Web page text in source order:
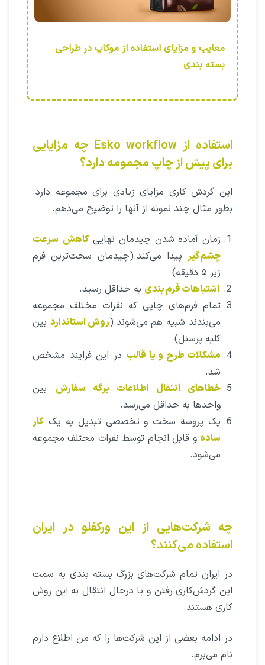
معایب و مزایای استفاده از موکاپ در طراحی
بسته بندی
استفاده از Esko workflow چه مزایایی
برای پیش از چاپ مجمومه دارد؟
این گردش کاری مزایای زیادی برای مجموعه دارد.
بطور مثال چند نمونه از آنها را توضیح می‌دهم.
زمان آماده شدن چیدمان نهاییکاهش سرعت
چشم‌گیر پیدا می‌کند.(چیدمان سخت‌ترین فرم
زیر ۵ دقیقه)
اشتباهات فرم بندی به حداقل رسید.
تمام فرم‌های چاپی که نفرات مختلف مجموعه
می‌بندند شبیه هم می‌شوند.(روش استاندارد بین
کلیه پرسنل)
مشکلات طرح و یا قالب در این فرایند مشخص
شد.
خطاهای انتقال اطلاعات برگه سفارش بین
واحدها به حداقل می‌رسد.
یک پروسه سخت و تخصصی تبدیل به یک کار
ساده و قابل انجام توسط نفرات مختلف مجموعه
می‌شود.
چه شرکت‌هایی از این ورکفلو در ایران
استفاده می‌کنند؟
در ایران تمام شرکت‌های بزرگ بسته بندی به سمت
این گردش‌کاری رفتن و یا درحال انتقال به این روش
کاری هستند.
در ادامه بعضی از این شرکت‌ها را که من اطلاع دارم
نام می‌برم.